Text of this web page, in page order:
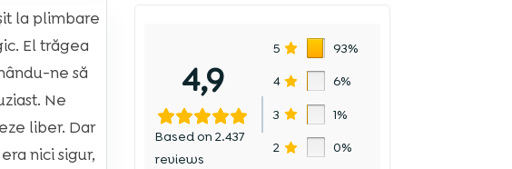
la plimbare
El trăgea
ne să
Ne
liber. Dar
nici sigur,
4,9
Based on 2.437
reviews
5 93%
4 6%
3 1%
2 0%